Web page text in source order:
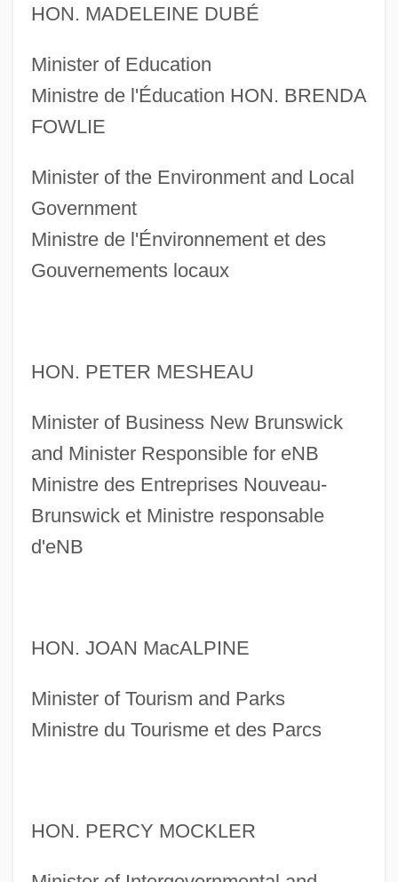
HON. MADELEINE DUBÉ
Minister of Education
Ministre de l'Éducation HON. BRENDA
FOWLIE
Minister of the Environment and Local
Government
Ministre de l'Énvironnement et des
Gouvernements locaux
HON. PETER MESHEAU
Minister of Business New Brunswick
and Minister Responsible for eNB
Ministre des Entreprises Nouveau-
Brunswick et Ministre responsable
d'eNB
HON. JOAN MacALPINE
Minister of Tourism and Parks
Ministre du Tourisme et des Parcs
HON. PERCY MOCKLER